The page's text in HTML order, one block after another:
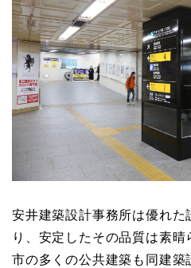
安井建築設計事務所は優れた
り、安定したその品質は素
市の多くの公共建築も同建築